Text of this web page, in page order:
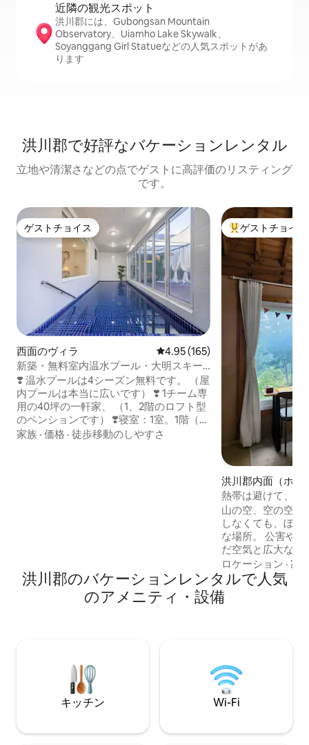
近隣の観光ス⁠ポ⁠ッ⁠ト
洪川郡には、Gubongsan Mountain
Observatory、Uiamho Lake Skywalk、
Soyanggang Girl Statueなどの人気スポットがあ
ります
洪川郡で好評なバケーションレンタル
立地や清潔さなどの点でゲストに高評価のリスティング
です。
ゲストチョイス
ゲストチョイス
西面のヴィラ レビュー165件、5つ星中4.95つ
4.95 (165)
新築・無料室内温水プール・大明スキー
場近郊・爆弾割引連泊割引・1チームだけ
受け付け40坪独占・ソウル近郊・暖炉と
バーベキュー
❣️ 温水プールは4シーズン無料です。 （屋
内プールは本当に広いです） ❣️ 1チーム専
用の40坪の一軒家、 （1、2階のロフト型
のペンションです） ❣️寝室：1室。1階（ク
イーンサイズ1台） 2。2階のファミリール
stay9351_poolvilla - 電話番号：
6487.9666 💙追加人数の料金、乳幼児に
関するご案内 - 基準人数2名 -最大8名（乳
変更リクエストのご案内 -キャンセル不可
の予約の場合 スケジュール変更のリクエ
ストは受け付けていません。
家族 · 価格 · 徒歩移動のしやすさ
大好評のゲスト
ゲストチョイス
洪川郡内面（ホン
ん、ネミョン）の
ン
熱帯は避けて、新
山の空、空の空、星
しなくても、ぼ
な場所。 公害や騒音のない場所で、澄ん
だ空気と広大な景
日に1チームのみ
はオーガニック野
ドルバンを体験で
オも独占的にご利
意しています。 - 木を買ってきてくださ
ると、焚き火スペ
ただけます（バー
き火は禁止です）
トを持ってきてください
ロケーション ·家
洪川郡のバケーションレンタルで人気
のアメニティ・設備
キッチン Wi-Fi